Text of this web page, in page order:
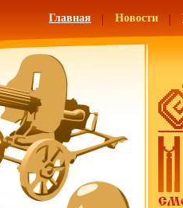
Главная Новости